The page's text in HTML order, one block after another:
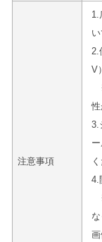
注意事項
1.
2.
V
性
3.
4.
画